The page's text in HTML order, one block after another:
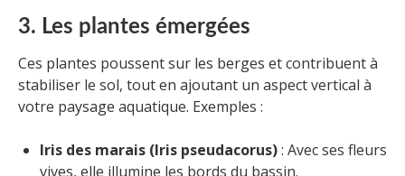
3. Les plantes émergées
Ces plantes poussent sur les berges et contribuent à
stabiliser le sol, tout en ajoutant un aspect vertical à
votre paysage aquatique. Exemples :
Iris des marais (Iris pseudacorus): Avec ses fleurs
vives, elle illumine les bords du bassin.